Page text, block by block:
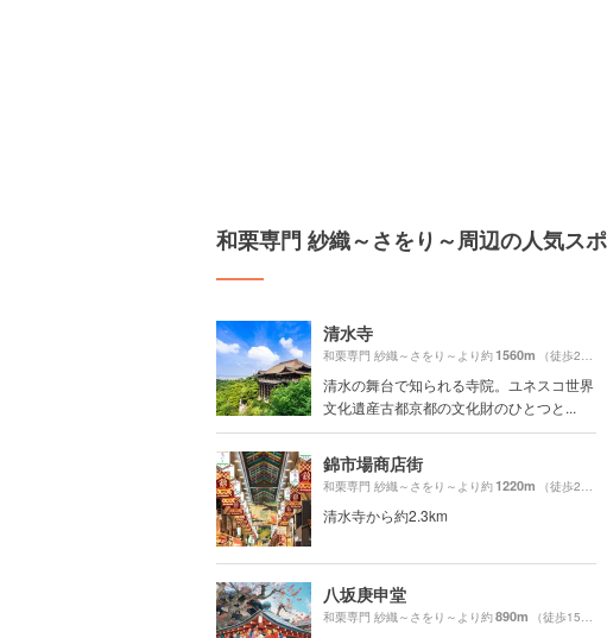
和栗専門 紗織～さをり～周辺の人気ス
清水寺
和栗専門 紗織～さをり～より約1560m （徒歩27分）
清水の舞台で知られる寺院。ユネスコ世界
文化遺産古都京都の文化財のひとつと...
錦市場商店街
和栗専門 紗織～さをり～より約1220m （徒歩21分）
清水寺から約2.3km
八坂庚申堂
和栗専門 紗織～さをり～より約890m （徒歩15分）